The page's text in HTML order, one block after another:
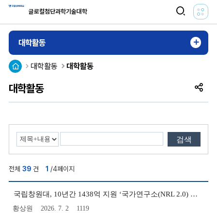
글로컬첨단과학기술대학
검
색
활
성
전
체
메
뉴
대학활동
대학활동
HOME대학활동 대학활동
공
검색
전체 39 건 1 /4페이지
학
활
국립창원대, 10년간 1438억 지원 ‘국가연구소(NRL 2.0) 사업’ 최종 선정!
황상원 2026. 7. 2 1119